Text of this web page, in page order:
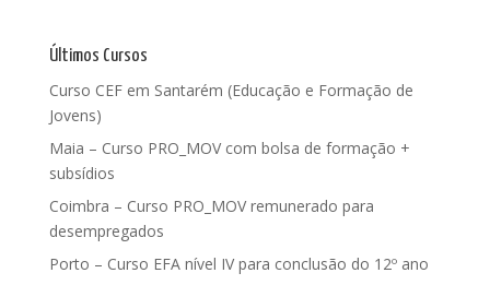
Últimos Cursos
Curso CEF em Santarém (Educação e Formação de
Jovens)
Maia – Curso PRO_MOV com bolsa de formação +
subsídios
Coimbra – Curso PRO_MOV remunerado para
desempregados
Porto – Curso EFA nível IV para conclusão do 12º ano